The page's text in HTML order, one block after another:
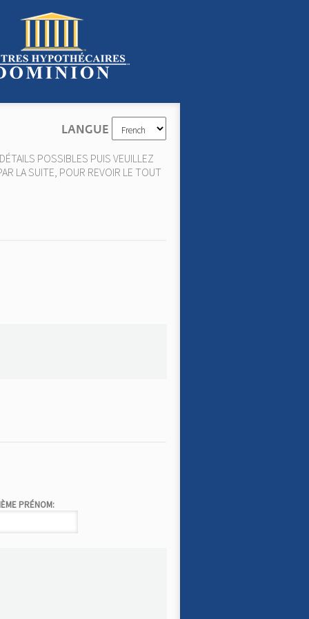
LANGUE
POSSIBLES PUIS VEUILLEZ
LA SUITE, POUR REVOIR LE TOUT
PRÉNOM: